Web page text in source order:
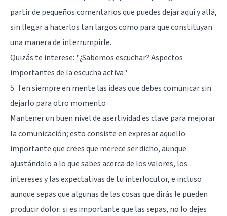
partir de pequeños comentarios que puedes dejar aquí y allá,
sin llegar a hacerlos tan largos como para que constituyan
una manera de interrumpirle.
Quizás te interese: "¿Sabemos escuchar? Aspectos
importantes de la escucha activa"
5. Ten siempre en mente las ideas que debes comunicar sin
dejarlo para otro momento
Mantener un buen nivel de asertividad es clave para mejorar
la comunicación; esto consiste en expresar aquello
importante que crees que merece ser dicho, aunque
ajustándolo a lo que sabes acerca de los valores, los
intereses y las expectativas de tu interlocutor, e incluso
aunque sepas que algunas de las cosas que dirás le pueden
producir dolor: si es importante que las sepas, no lo dejes